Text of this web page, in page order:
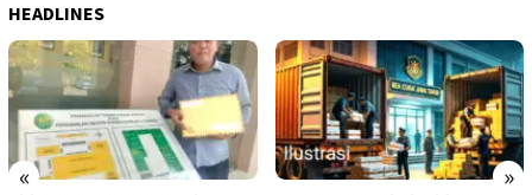
HEADLINES
« »